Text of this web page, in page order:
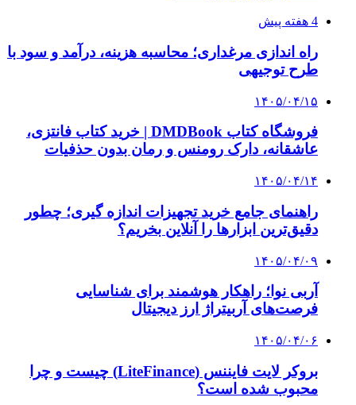
4 هفته پیش
راه اندازی مرغداری؛ محاسبه هزینه، درآمد و سود با
طرح توجیهی
۱۴۰۵/۰۴/۱۵
فروشگاه کتاب DMDBook | خرید کتاب فانتزی،
عاشقانه، دارک رومنس و رمان بدون حذفیات
۱۴۰۵/۰۴/۱۴
راهنمای جامع خرید تجهیزات اندازه گیری؛ چطور
دقیق‌ترین ابزارها را آنلاین بخریم؟
۱۴۰۵/۰۴/۰۹
آربی نوا؛ راهکار هوشمند برای شناسایی
فرصت‌های آربیتراژ ارز دیجیتال
۱۴۰۵/۰۴/۰۶
بروکر لایت فایننس (LiteFinance) چیست و چرا
محبوب شده است؟